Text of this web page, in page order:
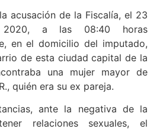
acusación de la Fiscalía, el 23
a las 08:40 horas
en el domicilio del imputado,
de esta ciudad capital de la
una mujer mayor de
quién era su ex pareja.
ante la negativa de la
relaciones sexuales, el